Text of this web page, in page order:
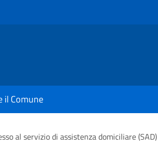
il Comune
al servizio di assistenza domiciliare (SAD)